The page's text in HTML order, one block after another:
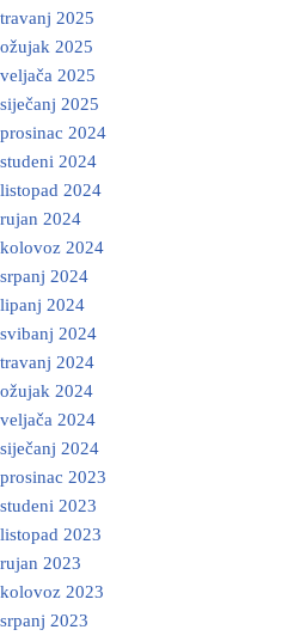
travanj 2025
ožujak 2025
veljača 2025
siječanj 2025
prosinac 2024
studeni 2024
listopad 2024
rujan 2024
kolovoz 2024
srpanj 2024
lipanj 2024
svibanj 2024
travanj 2024
ožujak 2024
veljača 2024
siječanj 2024
prosinac 2023
studeni 2023
listopad 2023
rujan 2023
kolovoz 2023
srpanj 2023